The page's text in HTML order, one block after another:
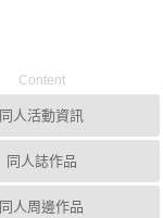
Content
同人活動資訊
同人誌作品
同人周邊作品